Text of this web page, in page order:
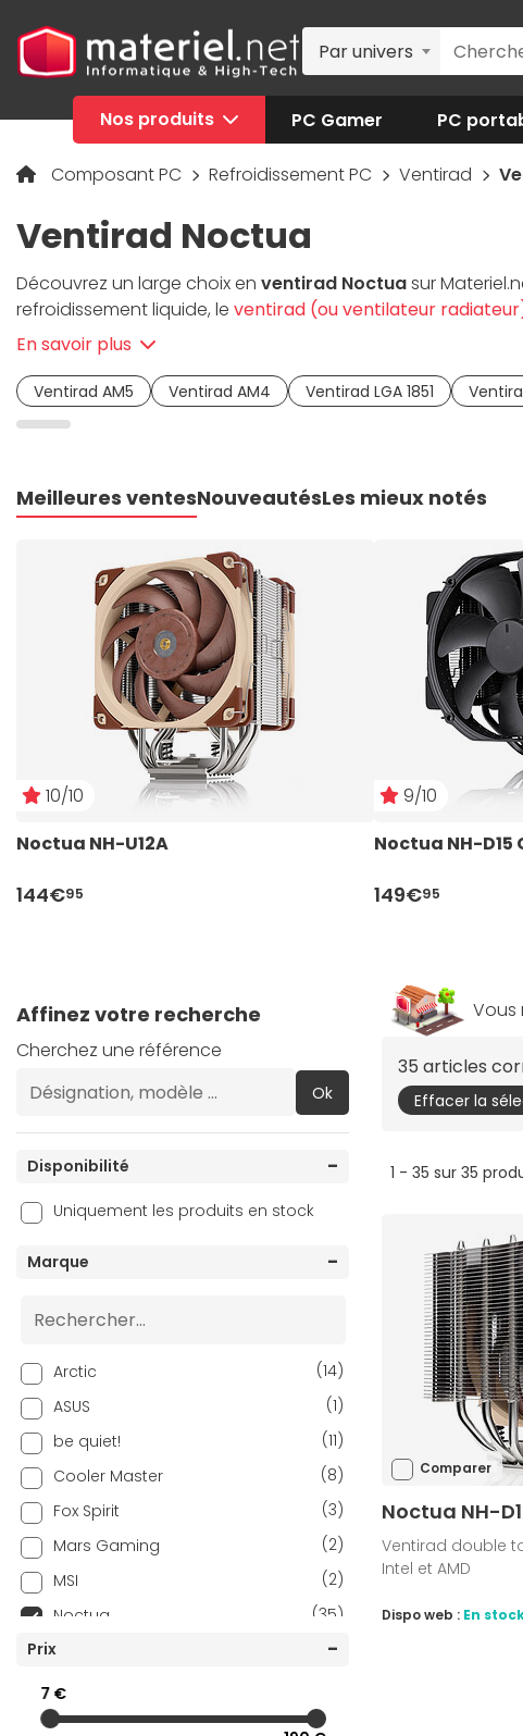
Par univers
Nos produits PC Gamer PC
Composant PC Refroidissement PC Ventirad
Ventirad Noctua
Découvrez un large choix en ventirad Noctuasur
refroidissement liquide, le ventirad (ou ventilateur
à l'aide du ventilateur en dehors du boitier PC. Simple,
votre PC de bureau.
En savoir plus
Ventirad AM5 Ventirad AM4 Ventirad LGA 1851
Meilleures ventesNouveautésLes mieux notés
10/10
Noctua NH-U12A
144€95
9/10
Noctua NH-
149€95
Affinez votre recherche
Cherchez une référence
Ok
Disponibilité
Uniquement les produits en stock
Marque
Arctic
(14)
ASUS
(1)
be quiet!
(11)
Cooler Master
(8)
Fox Spirit
(3)
Mars Gaming
(2)
MSI
(2)
Noctua
(35)
SilverStone
(1)
Textorm
Thermalright
(32)
Prix
7 €
Vous
35 articles
Effacer la
1 - 35 sur 35
Comparer
Noctua NH-
Ventirad double
Intel et AMD
Dispo web : En